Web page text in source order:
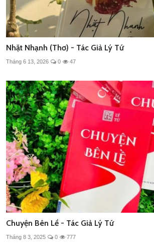
Nhặt Nhạnh (Thơ) - Tác Giả Lý Tứ
Tháng 6 13, 2026 0 47
Chuyện Bên Lề - Tác Giả Lý Tứ
Tháng 8 3, 2025 0 777